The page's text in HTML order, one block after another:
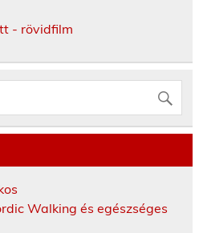
- rövidfilm
Walking és egészséges